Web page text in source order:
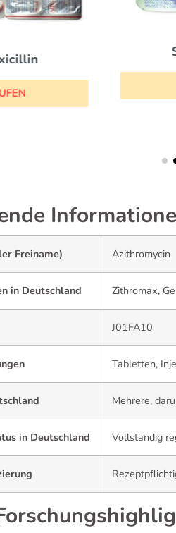
Freiname) Azithromycin
in Deutschland Zithromax,
J01FA10
Tabletten,
Mehrere,
in Deutschland Vollständig